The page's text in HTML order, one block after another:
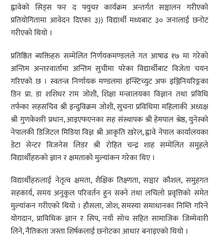
ह्वावेको सिड्स फर द फ्युचर कार्यक्रम अन्तर्गत सञ्चालन गरीएको
प्रतियोगितामा आवेदन दिएका ३)) विद्यार्थी मध्यबाट ३० जनालाई छनोट
गरीएको थियो ।
प्रतिष्ठित ब्यक्तिहरु सम्मेलित निर्णयकमण्डलले गत आषाढ १७ मा गरेको
अन्तिम अन्तरवार्तामा अन्तिम सुचीमा परेका विद्यार्थीबाट विजेता चयन
गरिएको छ । स्वतन्त्र निर्णायक मण्डलमा इन्स्टिच्युट अफ इञ्जिनियरिङ्गका
डिन प्रा. डा शशिधर राम जोशी, शिक्षा मन्त्रालयका विज्ञान तथा प्रविधि
तर्फका सहसचिव श्री इन्दुविक्रम जोशी, सुचना प्रविधिमा महिलाकी अध्यक्ष
श्री गुणकेशरी प्रधान, आइएफएनका सह संस्थापक श्री हेमपाल श्रेष्ठ, युनेस्को
नेपालकी डिजिटल मिडिया विज्ञ श्री आकृति खरेल, ह्वावे नेपाल कार्यालयका
डेटा सेन्टर विजनेस लिडर श्री रोहित चन्द्र शाह सम्मेलित समुहले
विद्यार्थीहरुको ज्ञान र क्षमताको मुल्यांकन गरेका थिए ।
विद्यार्थीहरुलाई नेतृत्व क्षमता, शैक्षिक तिक्ष्णता, सञ्चार कौशल, समुहगत
सहकार्य, समय अनुकुल परिवर्तन हुन सक्ने तथा लचिलो प्रवृत्तिको समेत
मुल्यांकन गरीएको थियो । हौसला, जोश, समस्या समाधानका निम्ति गरिने
योगदान, प्राविधिक ज्ञान र सिप, नयाँ सोच सहित सामाजिक जिम्मेवारी
लिने, नैतिकता जस्ता शिर्षकलाई छनोटका आधार बनाइएको थियो ।